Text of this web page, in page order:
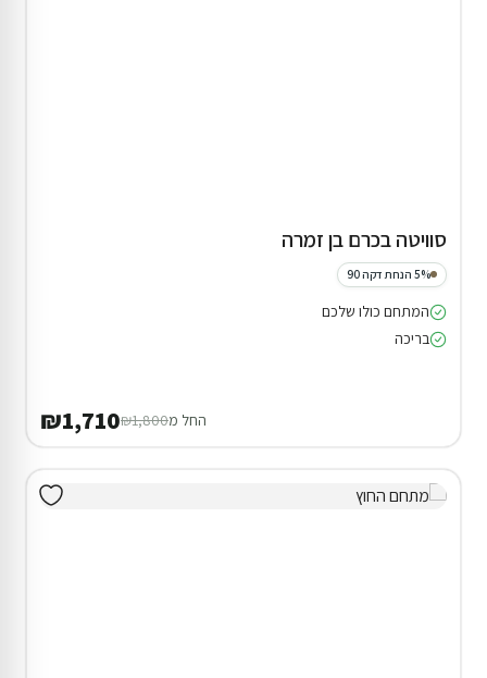
סוויטה בכרם בן זמרה
5% הנחת דקה 90
המתחם כולו שלכם
בריכה
החל מ₪1,800
₪1,710